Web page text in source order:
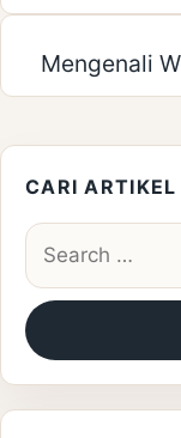
Mengenali
CARI ARTIKEL
Search for: